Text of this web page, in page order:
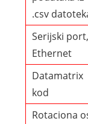
.csv
Serijski port,
Ethernet
Datamatrix
kod
Rotaciona